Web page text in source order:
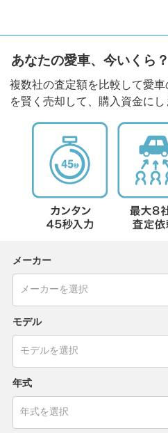
あなたの愛車、今いくら？
複数社の査定額を比較して愛
を賢く売却して、購入資金にし
メーカー
モデル
年式